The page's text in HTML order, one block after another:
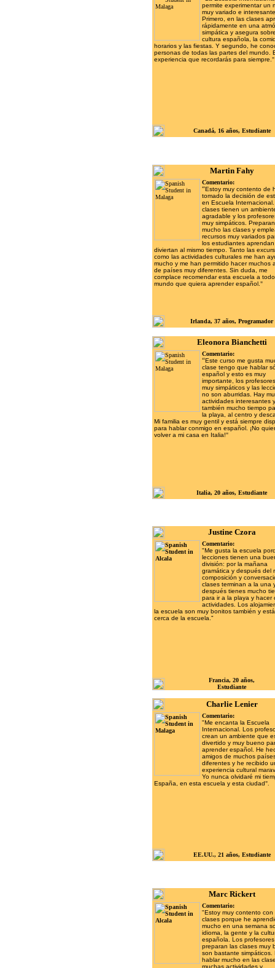
permite experimentar un
muy variado e
Primero, en las clases
rápidamente en una
simpática y asegura
cultura española, la
horarios y las fiestas. Y segundo, he
personas de todas las partes del mundo.
experiencia que recordarás para siempre. "
Canadá, 16 años, Estudiante
Martin Fahy
Comentario:
“Estoy muy contento de
tomado la decisión de
en Escuela
clases tienen un
agradable y los
muy simpáticos. Preparan
mucho las clases y
recursos muy variados
los estudiantes
diviertan al mismo tiempo. Tanto las
como las actividades culturales me han
mucho y me han permitido hacer muchos
de países muy diferentes. Sin duda, me
complace recomendar esta escuela a
mundo que quiera aprender español. "
Irlanda, 37 años, Programador
Eleonora Bianchetti
Comentario:
“Este curso me gusta
clase tengo que hablar
español y esto es muy
importante, los
muy simpáticos y las
no son aburridas. Hay
actividades interesantes y
también mucho tiempo
la playa, al centro y
Mi familia es muy gentil y está siempre
para hablar conmigo en español. ¡No
volver a mi casa en Italia!"
Italia, 20 años, Estudiante
Justine Czora
Comentario:
"Me gusta la escuela
lecciones tienen una
división: por la mañana
gramática y después del
composición y
clases terminan a la una
después tienes mucho
para ir a la playa y hacer
actividades. Los
la escuela son muy bonitos también y
cerca de la escuela."
Francia, 20 años,
Estudiante
Charlie Lenier
Comentario:
"Me encanta la Escuela
Internacional. Los
crean un ambiente que
divertido y muy bueno
aprender español. He
amigos de muchos
diferentes y he recibido
experiencia cultural
Yo nunca olvidaré mi
España, en esta escuela y esta ciudad".
EE.UU., 21 años, Estudiante
Marc Rickert
Comentario:
"Estoy muy contento con
clases porque he
mucho en una semana
idioma, la gente y la
española. Los profesores
preparan las clases muy
son bastante simpáticos.
hablar mucho en las
muchas actividades y